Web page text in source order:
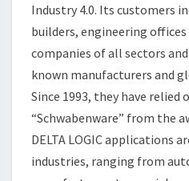
Industry 4.0. Its customers
builders, engineering
companies of all sectors
known manufacturers and
Since 1993, they have
“Schwabenware” from the
DELTA LOGIC applications
industries, ranging from